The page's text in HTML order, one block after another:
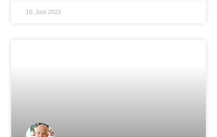
10. Juni 2021